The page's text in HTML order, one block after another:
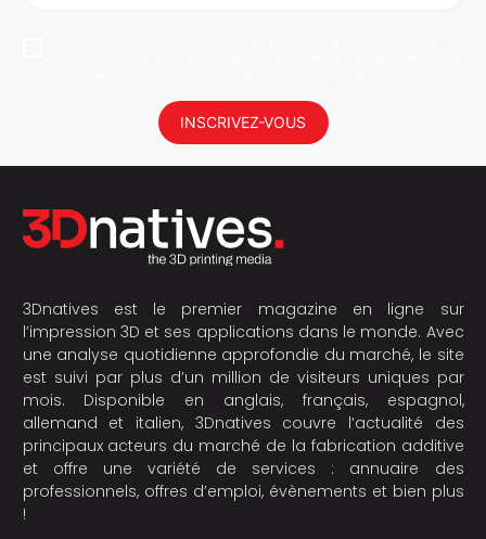
INSCRIVEZ-VOUS
3Dnatives est le premier magazine en ligne sur
l’impression 3D et ses applications dans le monde. Avec
une analyse quotidienne approfondie du marché, le site
est suivi par plus d’un million de visiteurs uniques par
mois. Disponible en anglais, français, espagnol,
allemand et italien, 3Dnatives couvre l’actualité des
principaux acteurs du marché de la fabrication additive
et offre une variété de services : annuaire des
professionnels, offres d’emploi, évènements et bien plus
!